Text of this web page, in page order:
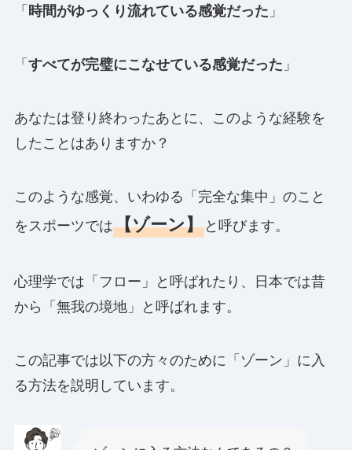
「時間がゆっくり流れている感覚だった 」
「すべてが完璧にこなせている感覚だった 」
あなたは登り終わったあとに、このような経験を
したことはありますか？
このような感覚、いわゆる「完全な集中」のこと
をスポーツでは【ゾーン】と呼びます。
心理学では「フロー」と呼ばれたり、日本では昔
から「無我の境地」と呼ばれます。
この記事では以下の方々のために「ゾーン」に入
る方法を説明しています。